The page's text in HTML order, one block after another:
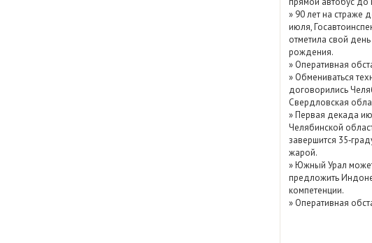
» 90 лет на страже
июля,
отметила свой день
рождения.
» Оперативная
» Обмениваться
договорились
Свердловская
»Первая декада
Челябинской
завершится
жарой.
»Южный Урал
предложить
компетенции.
» Оперативная